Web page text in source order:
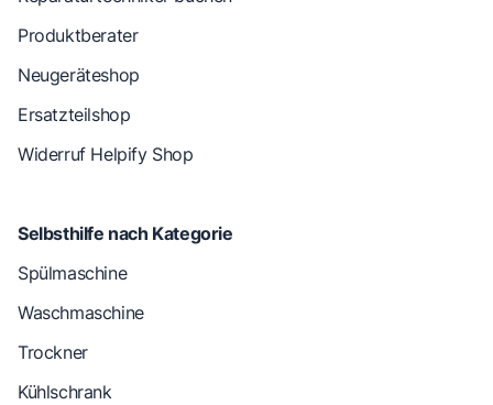
Produktberater
Neugeräteshop
Ersatzteilshop
Widerruf Helpify Shop
Selbsthilfe nach Kategorie
Spülmaschine
Waschmaschine
Trockner
Kühlschrank